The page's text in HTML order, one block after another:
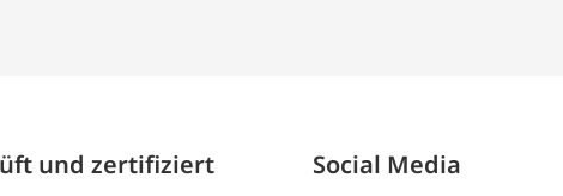
und zertifiziert Social Media